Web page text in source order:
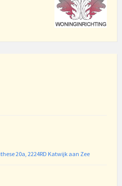
20a, 2224RD Katwijk aan Zee